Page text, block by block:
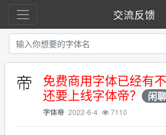
交流反馈
免费商用字体已经有
还要上线字体帝？ 闲聊
字体帝 2022-6-4 7110